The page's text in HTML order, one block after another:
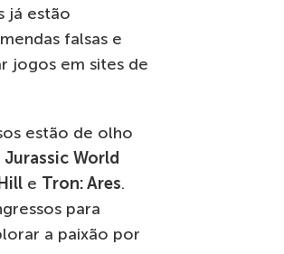
já estão
falsas e
jogos em sites de
estão de olho
Jurassic World
e Tron: Ares.
para
a paixão por